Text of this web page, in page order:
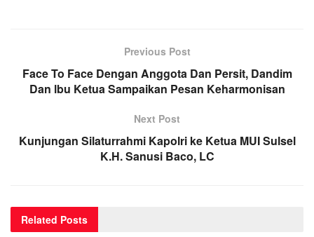
Previous Post
Face To Face Dengan Anggota Dan Persit, Dandim
Dan lbu Ketua Sampaikan Pesan Keharmonisan
Next Post
Kunjungan Silaturrahmi Kapolri ke Ketua MUI Sulsel
K.H. Sanusi Baco, LC
Related Posts